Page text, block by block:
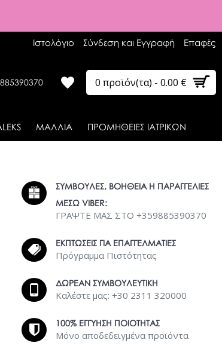
Ιστολόγιο Σύνδεση και Εγγραφή Επαφές
0 προϊόν(τα) - 0.00 €
ΜΑΛΛΙΑ ΠΡΟΜΗΘΕΙΕΣ ΙΑΤΡΙΚΩΝ
ΣΥΜΒΟΥΛΕΣ, ΒΟΗΘΕΙΑ Η ΠΑΡΑΓΓΕΛΙΕΣ
ΜΕΣΩ VIBER:
ΓΡΑΨΤΕ ΜΑΣ ΣΤΟ +359885390370
ΕΚΠΤΩΣΕΙΣ ΓΙΑ ΕΠΑΓΓΕΛΜΑΤΙΕΣ
Πρόγραμμα Πιστότητας
ΔΩΡΕΑΝ ΣΥΜΒΟΥΛΕΥΤΙΚΗ
Καλέστε μας: +30 2311 320000
100% ΕΓΓΥΗΣΗ ΠΟΙΟΤΗΤΑΣ
Μόνο αποδεδειγμένα προϊόντα